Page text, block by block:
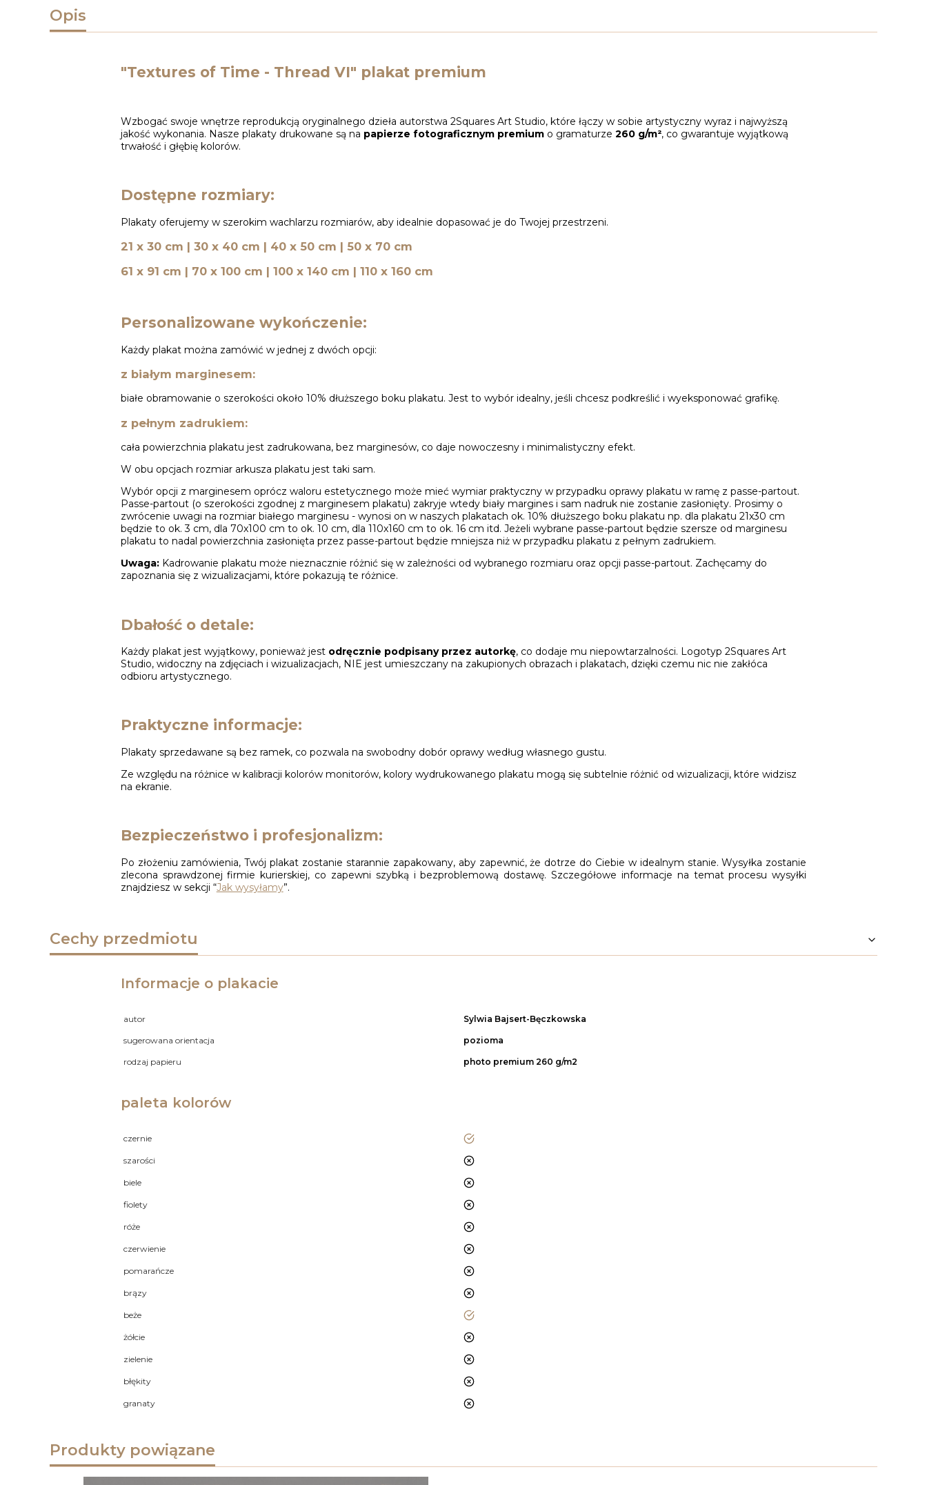
Opis
"Textures of Time - Thread VI" plakat premium
Wzbogać swoje wnętrze reprodukcją oryginalnego dzieła autorstwa 2Squares Art Studio, które łączy w sobie artystyczny wyraz i najwyższą
jakość wykonania. Nasze plakaty drukowane są na papierze fotograficznym premiumo gramaturze 260 g/m², co gwarantuje wyjątkową
trwałość i głębię kolorów.
Dostępne rozmiary:
Plakaty oferujemy w szerokim wachlarzu rozmiarów, aby idealnie dopasować je do Twojej przestrzeni.
21 x 30 cm | 30 x 40 cm | 40 x 50 cm | 50 x 70 cm
61 x 91 cm | 70 x 100 cm | 100 x 140 cm | 110 x 160 cm
Personalizowane wykończenie:
Każdy plakat można zamówić w jednej z dwóch opcji:
z białym marginesem:
białe obramowanie o szerokości około 10% dłuższego boku plakatu. Jest to wybór idealny, jeśli chcesz podkreślić i wyeksponować grafikę.
z pełnym zadrukiem:
cała powierzchnia plakatu jest zadrukowana, bez marginesów, co daje nowoczesny i minimalistyczny efekt.
W obu opcjach rozmiar arkusza plakatu jest taki sam.
Wybór opcji z marginesem oprócz waloru estetycznego może mieć wymiar praktyczny w przypadku oprawy plakatu w ramę z passe-partout.
Passe-partout (o szerokości zgodnej z marginesem plakatu) zakryje wtedy biały margines i sam nadruk nie zostanie zasłonięty. Prosimy o
zwrócenie uwagi na rozmiar białego marginesu - wynosi on w naszych plakatach ok. 10% dłuższego boku plakatu np. dla plakatu 21x30 cm
będzie to ok. 3 cm, dla 70x100 cm to ok. 10 cm, dla 110x160 cm to ok. 16 cm itd. Jeżeli wybrane passe-partout będzie szersze od marginesu
plakatu to nadal powierzchnia zasłonięta przez passe-partout będzie mniejsza niż w przypadku plakatu z pełnym zadrukiem.
Uwaga:Kadrowanie plakatu może nieznacznie różnić się w zależności od wybranego rozmiaru oraz opcji passe-partout. Zachęcamy do
zapoznania się z wizualizacjami, które pokazują te różnice.
Dbałość o detale:
Każdy plakat jest wyjątkowy, ponieważ jest odręcznie podpisany przez autorkę, co dodaje mu niepowtarzalności. Logotyp 2Squares Art
Studio, widoczny na zdjęciach i wizualizacjach, NIE jest umieszczany na zakupionych obrazach i plakatach, dzięki czemu nic nie zakłóca
odbioru artystycznego.
Praktyczne informacje:
Plakaty sprzedawane są bez ramek, co pozwala na swobodny dobór oprawy według własnego gustu.
Ze względu na różnice w kalibracji kolorów monitorów, kolory wydrukowanego plakatu mogą się subtelnie różnić od wizualizacji, które widzisz
na ekranie.
Bezpieczeństwo i profesjonalizm:
Po złożeniu zamówienia, Twój plakat zostanie starannie zapakowany, aby zapewnić, że dotrze do Ciebie w idealnym stanie. Wysyłka zostanie
zlecona sprawdzonej firmie kurierskiej, co zapewni szybką i bezproblemową dostawę. Szczegółowe informacje na temat procesu wysyłki
znajdziesz w sekcji “Jak wysyłamy”.
Cechy przedmiotu
Informacje o plakacie
autor Sylwia Bajsert-Bęczkowska
sugerowana orientacja pozioma
rodzaj papieru photo premium 260 g/m2
paleta kolorów
czernie tak
szarości nie
biele nie
fiolety nie
róże nie
czerwienie nie
pomarańcze nie
brązy nie
beże tak
żółcie nie
zielenie nie
błękity nie
granaty nie
Produkty powiązane